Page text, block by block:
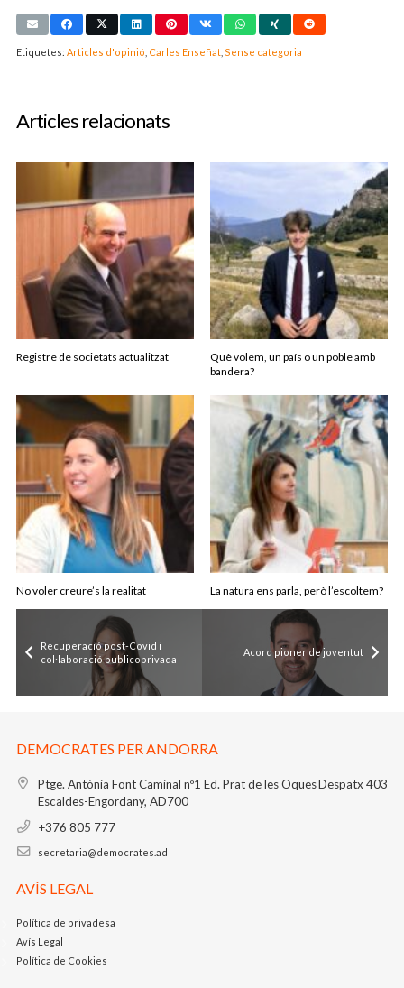
Etiquetes: Articles d'opinió Carles Enseñat Sense categoria
Articles relacionats
Registre de societats actualitzat
Què volem, un país o un poble amb
bandera?
No voler creure’s la realitat La natura ens parla, però l’escoltem?
Recuperació post-Covid i
col·laboració publicoprivada
Acord pioner de joventut
DEMOCRATES PER ANDORRA
Ptge. Antònia Font Caminal nº1 Ed. Prat de les OquesDespatx 403
Escaldes-Engordany, AD700
+376 805 777
secretaria@democrates.ad
AVÍS LEGAL
Política de privadesa
Avís Legal
Política de Cookies